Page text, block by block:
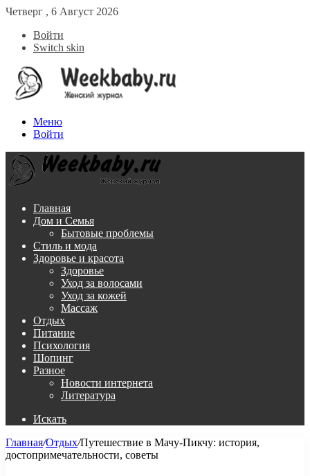
Четверг , 6 Август 2026
Войти
Switch skin
Меню
Войти
Главная
Дом и Семья
Бытовые проблемы
Стиль и мода
Здоровье и красота
Здоровье
Уход за волосами
Уход за кожей
Массаж
Отдых
Питание
Психология
Шопинг
Разное
Новости интернета
Литература
Искать
Главная/Отдых/Путешествие в Мачу-Пикчу: история,
достопримечательности, советы